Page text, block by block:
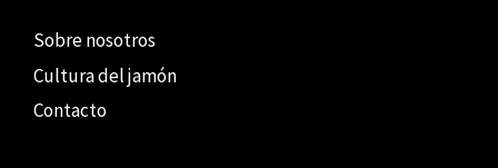
Sobre nosotros
Cultura del jamón
Contacto